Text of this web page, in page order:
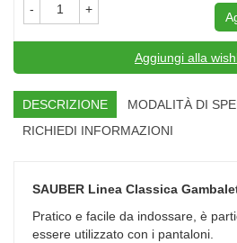
- +
Aggiungi alla
DESCRIZIONE
MODALITÀ DI
RICHIEDI INFORMAZIONI
SAUBER Linea Classica
Pratico e facile da indossare, è
essere utilizzato con i pantaloni.